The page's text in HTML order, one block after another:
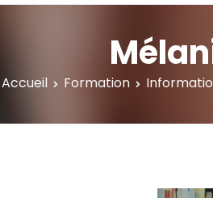
Accueil Formation